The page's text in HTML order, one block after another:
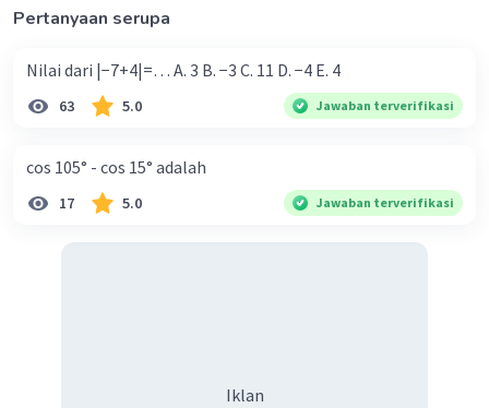
Pertanyaan serupa
Nilai dari |−7+4|=… A. 3 B. −3 C. 11 D. −4 E. 4
63 5.0 Jawaban terverifikasi
cos 105° - cos 15° adalah
17 5.0 Jawaban terverifikasi
Iklan